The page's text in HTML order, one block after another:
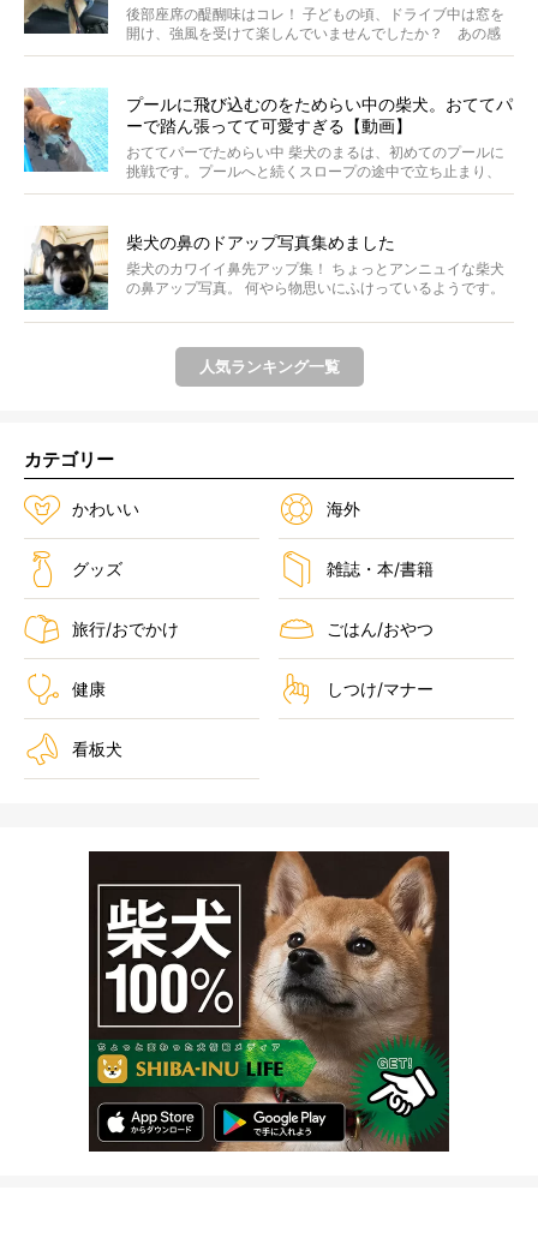
後部座席の醍醐味はコレ！ 子どもの頃、ドライブ中は窓を
開け、強風を受けて楽しんでいませんでしたか？ あの感
じが...
プールに飛び込むのをためらい中の柴犬。おててパ
ーで踏ん張ってて可愛すぎる【動画】
おててパーでためらい中 柴犬のまるは、初めてのプールに
挑戦です。プールへと続くスロープの途中で立ち止まり、
前足...
柴犬の鼻のドアップ写真集めました
柴犬のカワイイ鼻先アップ集！ ちょっとアンニュイな柴犬
の鼻アップ写真。 何やら物思いにふけっているようです。
人気ランキング一覧
カテゴリー
かわいい 海外
グッズ 雑誌・本/書籍
旅行/おでかけ ごはん/おやつ
健康 しつけ/マナー
看板犬